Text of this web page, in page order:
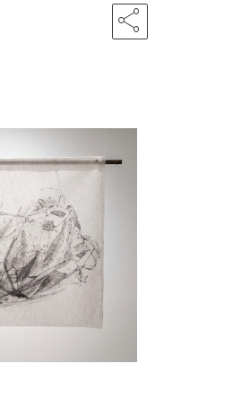
share